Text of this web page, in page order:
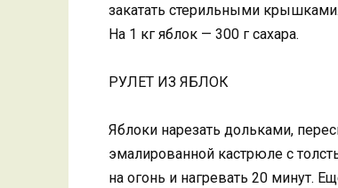
закатать стерильными крышками.
На 1 кг яблок — 300 г сахара.
РУЛЕТ ИЗ ЯБЛОК
Яблоки нарезать дольками,
эмалированной кастрюле с
на огонь и нагревать 20 минут.